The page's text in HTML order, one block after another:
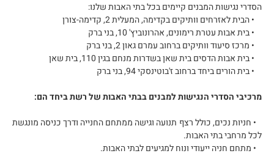
הסדרי נגישות המבנים קיימים בכל בתי האבות שלנו:
• הבית לאזרחים וותיקים בקדימה, המעלית 2, קדימה-צורן
• בית אבות עטרת רימונים, אהרונוביץ' 10, בני ברק
• מרכז סיעוד וותיקים ברחוב עמרם גאון 2, בני ברק
• בית אבות הדסים בית שאן בשדרות מנחם בגין 110, בית שאן
• בית הורים ביחד ברחוב ז'בוטינסקי 94, בני ברק
מרכיבי הסדרי הנגישות למבנים בבתי האבות של רשת ביחד הם:
• חניות נכים, כולל רצף תנועה וגישה ממתחם החנייה ודרך כניסה מונגשת
לכל מרחבי בתי האבות.
• מתחם חניה ייעודי ונוח למגיעים לבתי האבות.